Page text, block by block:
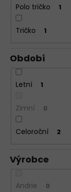
Polo tričko 1
Tričko 1
Období
Letní 1
Zimní 0
Celoroční 2
Výrobce
Andrie 0